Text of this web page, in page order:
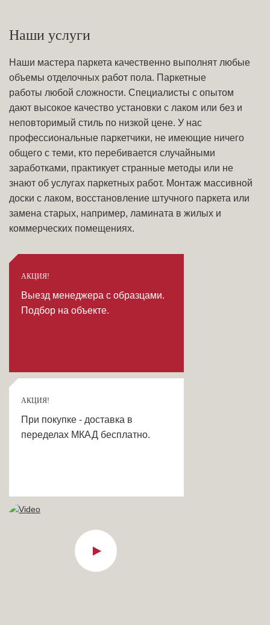
Наши услуги
Наши мастера паркета качественно выполнят любые
объемы отделочных работ пола. Паркетные
работы любой сложности. Специалисты с опытом
дают высокое качество установки с лаком или без и
неповторимый стиль по низкой цене. У нас
профессиональные паркетчики, не имеющие ничего
общего с теми, кто перебивается случайными
заработками, практикует странные методы или не
знают об услугах паркетных работ. Монтаж массивной
доски с лаком, восстановление штучного паркета или
замена старых, например, ламината в жилых и
коммерческих помещениях.
АКЦИЯ!
Выезд менеджера с образцами.
Подбор на объекте.
АКЦИЯ!
При покупке - доставка в
переделах МКАД бесплатно.